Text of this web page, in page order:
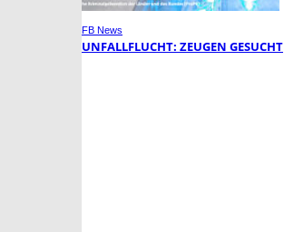
FB News
UNFALLFLUCHT: ZEUGEN GESUCHT